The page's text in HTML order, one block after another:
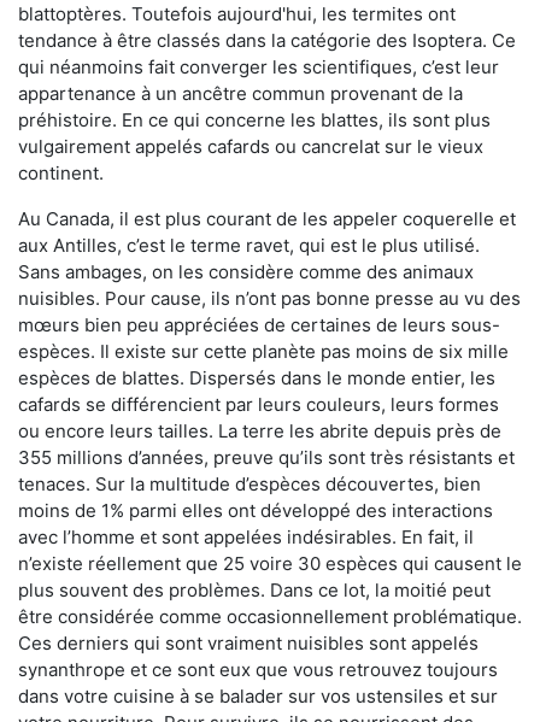
blattoptères. Toutefois aujourd'hui, les termites ont
tendance à être classés dans la catégorie des Isoptera. Ce
qui néanmoins fait converger les scientifiques, c’est leur
appartenance à un ancêtre commun provenant de la
préhistoire. En ce qui concerne les blattes, ils sont plus
vulgairement appelés cafards ou cancrelat sur le vieux
continent.
Au Canada, il est plus courant de les appeler coquerelle et
aux Antilles, c’est le terme ravet, qui est le plus utilisé.
Sans ambages, on les considère comme des animaux
nuisibles. Pour cause, ils n’ont pas bonne presse au vu des
mœurs bien peu appréciées de certaines de leurs sous-
espèces. Il existe sur cette planète pas moins de six mille
espèces de blattes. Dispersés dans le monde entier, les
cafards se différencient par leurs couleurs, leurs formes
ou encore leurs tailles. La terre les abrite depuis près de
355 millions d’années, preuve qu’ils sont très résistants et
tenaces. Sur la multitude d’espèces découvertes, bien
moins de 1% parmi elles ont développé des interactions
avec l’homme et sont appelées indésirables. En fait, il
n’existe réellement que 25 voire 30 espèces qui causent le
plus souvent des problèmes. Dans ce lot, la moitié peut
être considérée comme occasionnellement problématique.
Ces derniers qui sont vraiment nuisibles sont appelés
synanthrope et ce sont eux que vous retrouvez toujours
dans votre cuisine à se balader sur vos ustensiles et sur